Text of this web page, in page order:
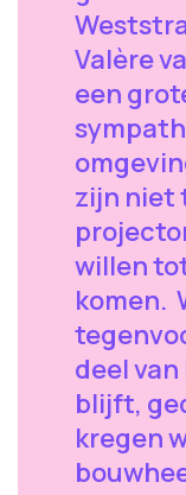
Valère
een
zijn niet
willen
komen.
deel
blijft,
kregen